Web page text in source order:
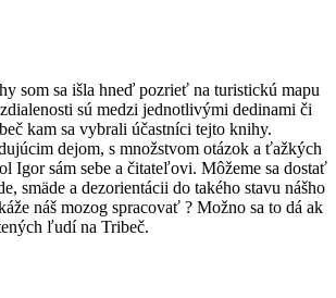
som sa išla hneď pozrieť na turistickú mapu
sú medzi jednotlivými dedinami či
kam sa vybrali účastníci tejto knihy.
dejom, s množstvom otázok a ťažkých
Igor sám sebe a čitateľovi. Môžeme sa dostať
smäde a dezorientácii do takého stavu nášho
náš mozog spracovať ? Možno sa to dá ak
ľudí na Tribeč.